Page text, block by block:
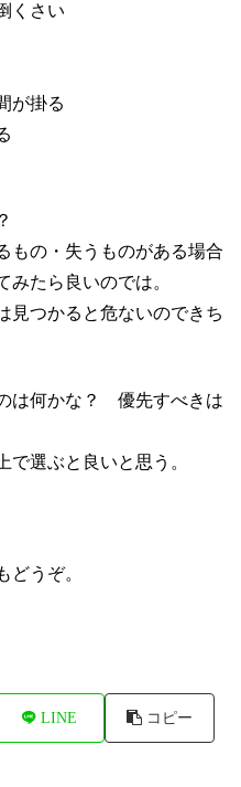
くさい
が掛る
もの・失うものがある場合
みたら良いのでは。
見つかると危ないのできち
は何かな？ 優先すべきは
で選ぶと良いと思う。
どうぞ。
LINE コピー